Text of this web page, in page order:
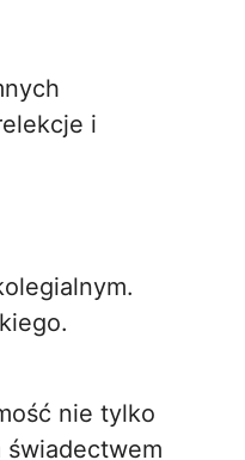
i
nie tylko
świadectwem